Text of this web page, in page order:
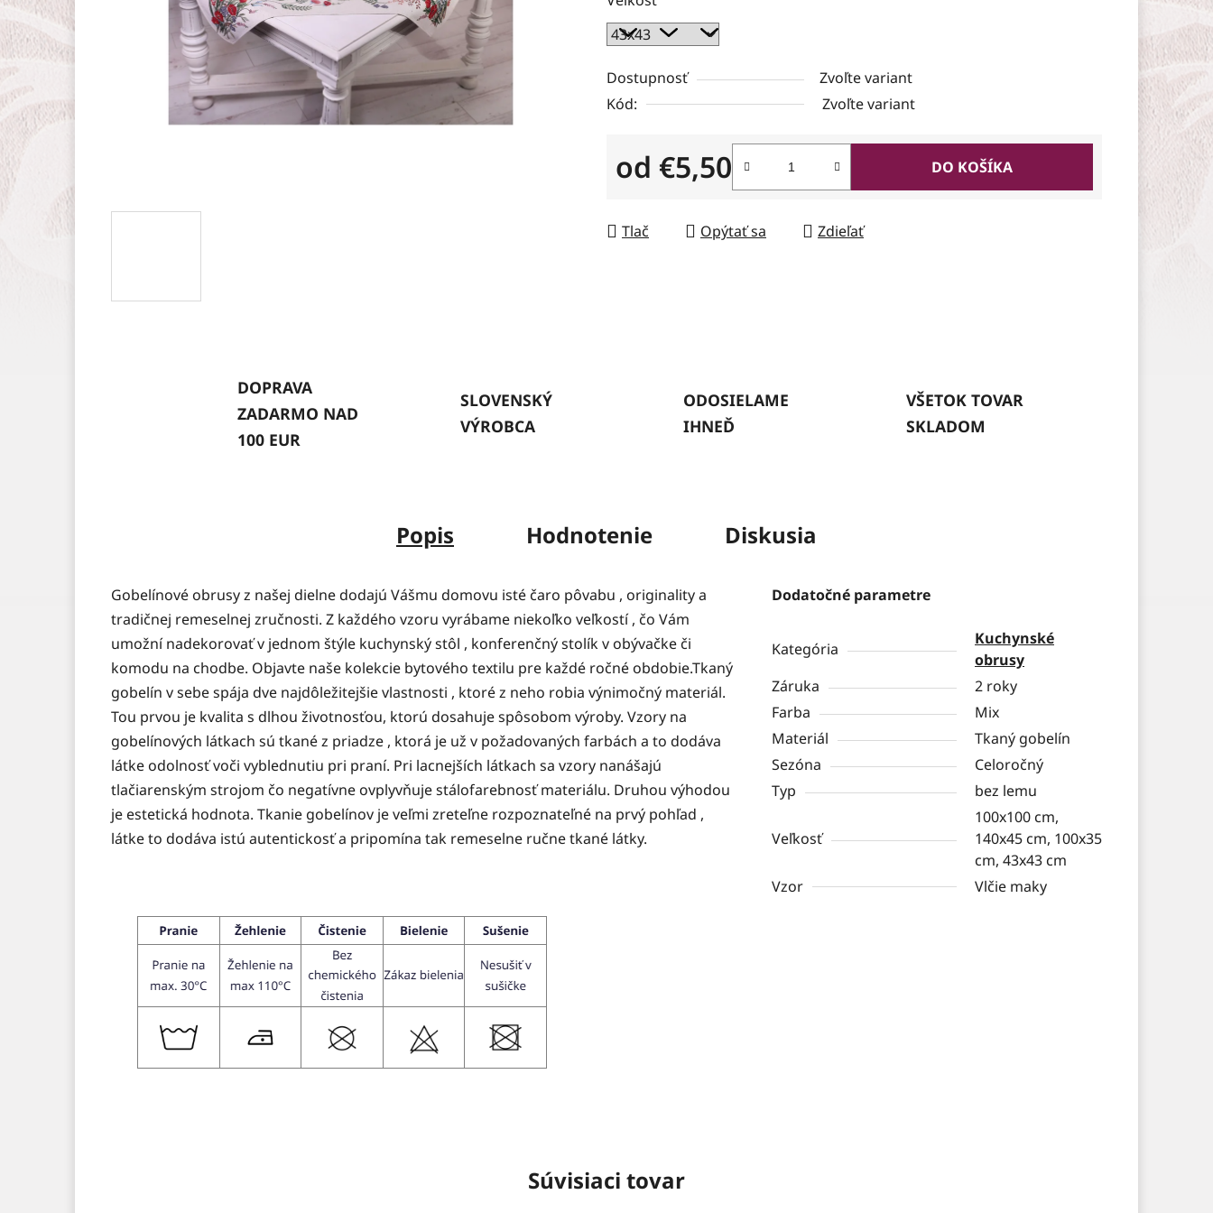
z
5
Dostupnosť
Zvoľte variant
Kód:
Zvoľte variant
od €5,50 DO KOŠÍKA
Tlač Opýtať sa Zdieľať
DOPRAVA
ZADARMO NAD
100 EUR
SLOVENSKÝ
VÝROBCA
ODOSIELAME
IHNEĎ
VŠETOK TOVAR
SKLADOM
Popis Hodnotenie Diskusia
Gobelínové obrusy z našej dielne dodajú Vášmu domovu isté čaro pôvabu , originality a
tradičnej remeselnej zručnosti. Z každého vzoru vyrábame niekoľko veľkostí , čo Vám
umožní nadekorovať v jednom štýle kuchynský stôl , konferenčný stolík v obývačke či
komodu na chodbe. Objavte naše kolekcie bytového textilu pre každé ročné obdobie.Tkaný
gobelín v sebe spája dve najdôležitejšie vlastnosti , ktoré z neho robia výnimočný materiál.
Tou prvou je kvalita s dlhou životnosťou, ktorú dosahuje spôsobom výroby. Vzory na
gobelínových látkach sú tkané z priadze , ktorá je už v požadovaných farbách a to dodáva
látke odolnosť voči vyblednutiu pri praní. Pri lacnejších látkach sa vzory nanášajú
tlačiarenským strojom čo negatívne ovplyvňuje stálofarebnosť materiálu. Druhou výhodou
je estetická hodnota. Tkanie gobelínov je veľmi zreteľne rozpoznateľné na prvý pohľad ,
látke to dodáva istú autentickosť a pripomína tak remeselne ručne tkané látky.
Dodatočné parametre
Kategória
Kuchynské
obrusy
Záruka
2 roky
Farba
Mix
Materiál
Tkaný gobelín
Sezóna
Celoročný
Typ
bez lemu
Veľkosť
100x100 cm,
140x45 cm, 100x35
cm, 43x43 cm
Vzor
Vlčie maky
Súvisiaci tovar